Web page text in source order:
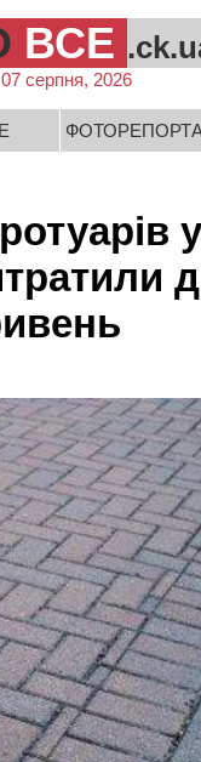
ВСЕ
07 серпня, 2026
у